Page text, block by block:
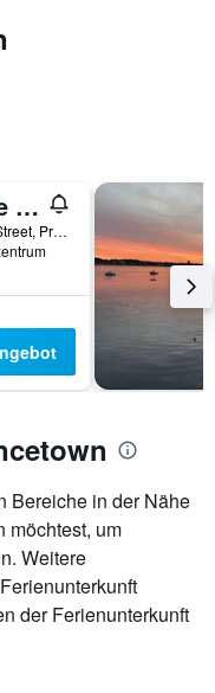
Sandcastle Resort
929 Commercial Street, Provincetown, MA, USA
Bereiche in der Nähe
möchtest, um
Weitere
der Ferienunterkunft